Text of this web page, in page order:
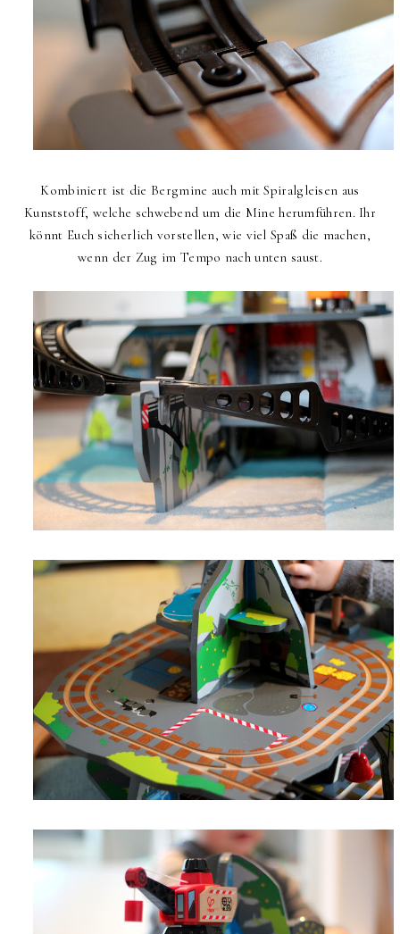
Kombiniert ist die Bergmine auch mit Spiralgleisen aus
Kunststoff, welche schwebend um die Mine herumführen. Ihr
könnt Euch sicherlich vorstellen, wie viel Spaß die machen,
wenn der Zug im Tempo nach unten saust.